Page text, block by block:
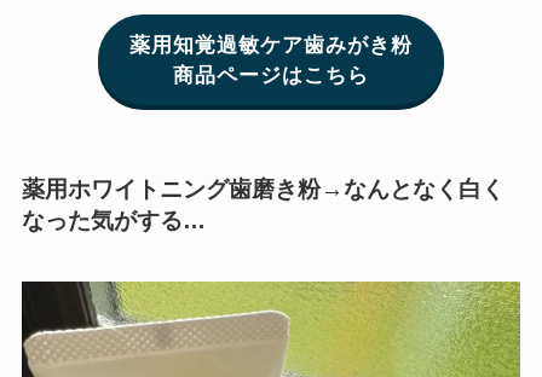
薬用知覚過敏ケア歯みがき粉
商品ページはこちら
薬用ホワイトニング歯磨き粉→なんとなく白く
なった気がする…